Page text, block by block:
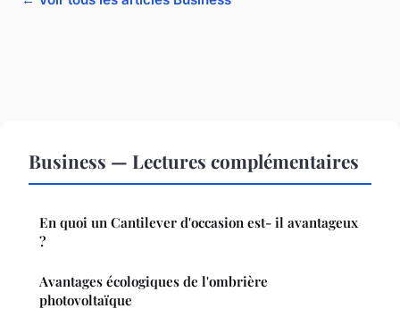
Business — Lectures complémentaires
En quoi un Cantilever d'occasion est- il avantageux
?
Avantages écologiques de l'ombrière
photovoltaïque